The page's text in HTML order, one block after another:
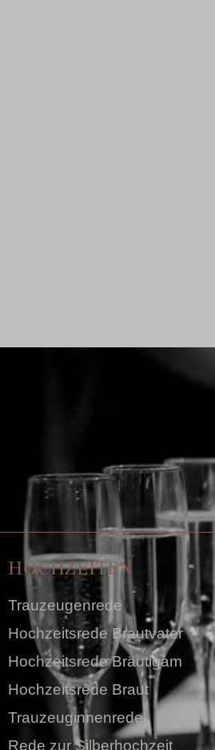
HOCHZEITEN
Trauzeugenrede
Hochzeitsrede Brautvater
Hochzeitsrede Bräutigam
Hochzeitsrede Braut
Trauzeuginnenrede
Rede zur Silberhochzeit